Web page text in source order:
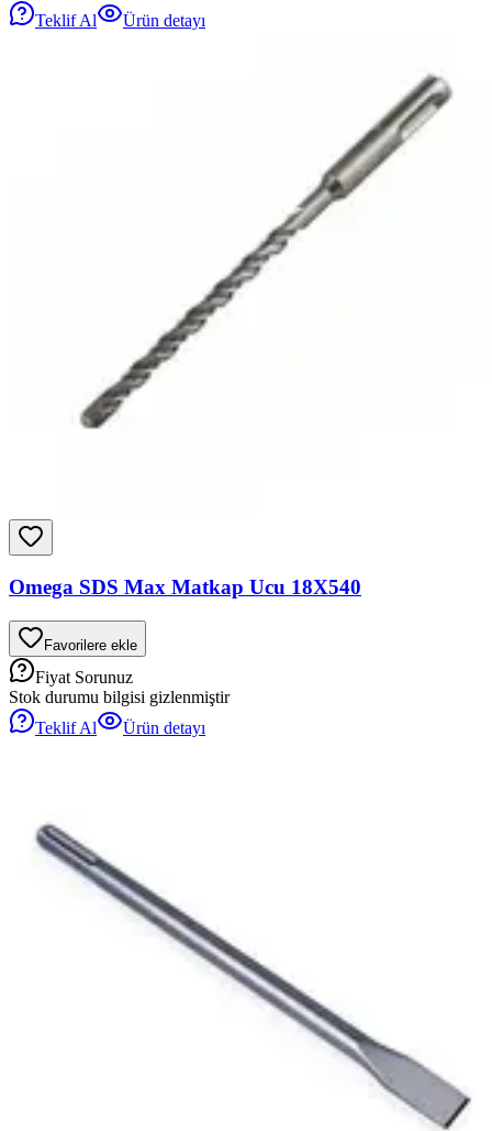
Teklif Al
Ürün detayı
Omega SDS Max Matkap Ucu 18X540
Favorilere ekle
Fiyat Sorunuz
Stok durumu bilgisi gizlenmiştir
Teklif Al
Ürün detayı